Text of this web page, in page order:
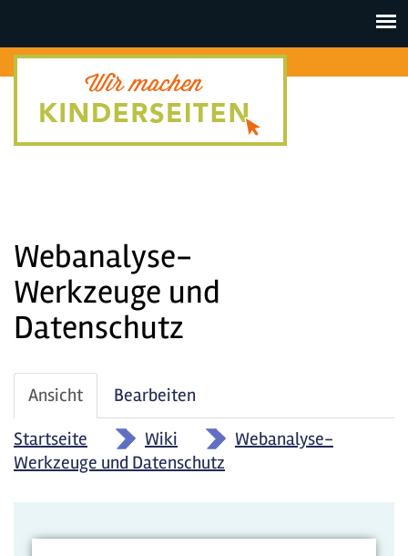
Toggle
Webanalyse-
Werkzeuge und
Datenschutz
Haupt-
Reiter
Ansicht (aktiver
Reiter)
Bearbeiten
Startseite
» Wiki »
Webanalyse-
Werkzeuge und Datenschutz